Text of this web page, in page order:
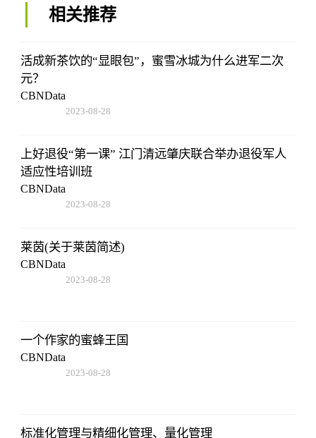
相关推荐
活成新茶饮的“显眼包”，蜜雪冰城为什么进军二次
元？
CBNData
2023-08-28
上好退役“第一课” 江门清远肇庆联合举办退役军人
适应性培训班
CBNData
2023-08-28
莱茵(关于莱茵简述)
CBNData
2023-08-28
一个作家的蜜蜂王国
CBNData
2023-08-28
标准化管理与精细化管理、量化管理